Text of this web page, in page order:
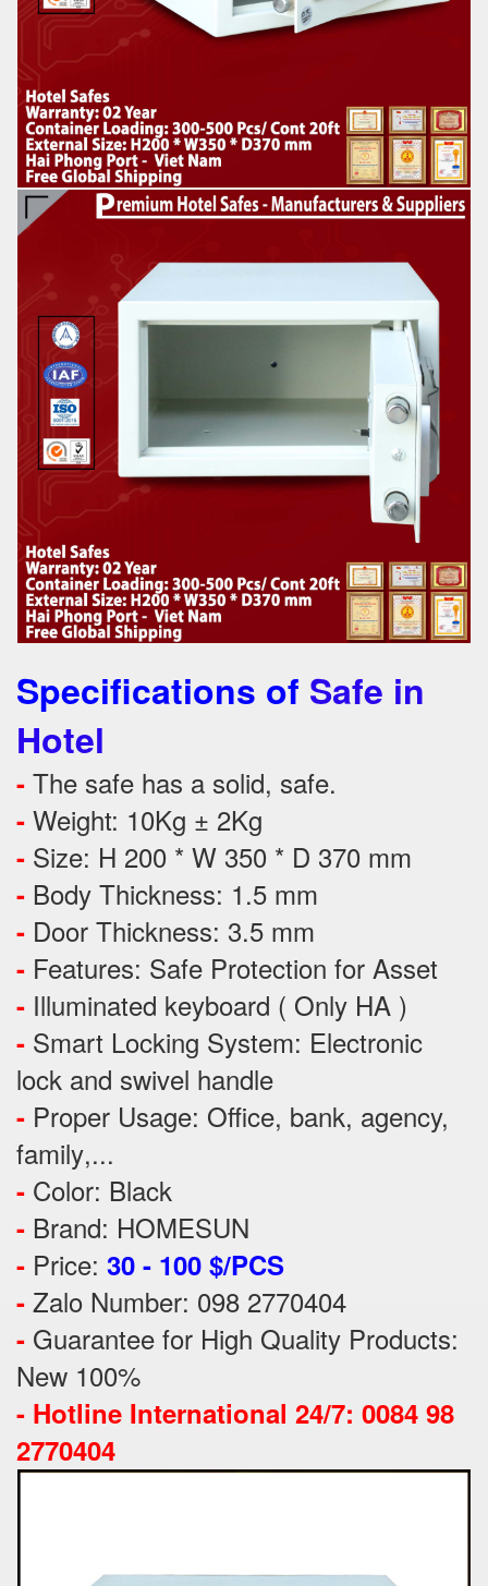
Specifications of Safe in
Hotel
- The safe has a solid, safe.
- Weight: 10Kg ± 2Kg
- Size: H 200 * W 350 * D 370 mm
- Body Thickness: 1.5 mm
- Door Thickness: 3.5 mm
- Features: Safe Protection for Asset
- Illuminated keyboard ( Only HA )
- Smart Locking System: Electronic
lock and swivel handle
- Proper Usage: Office, bank, agency,
family,...
- Color: Black
- Brand: HOMESUN
- Price: 30 - 100 $/PCS
- Zalo Number: 098 2770404
- Guarantee for High Quality Products:
New 100%
- Hotline International 24/7: 0084 98
2770404